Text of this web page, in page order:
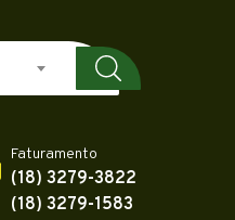
Faturamento
(18) 3279-3822
(18) 3279-1583